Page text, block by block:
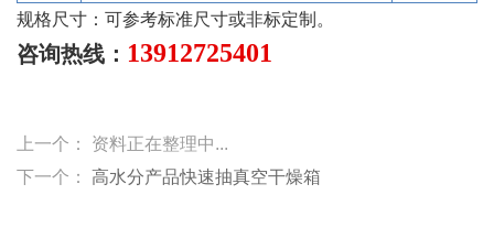
规格尺寸：可参考标准尺寸或非标定制。
咨询热线： 13912725401
上一个： 资料正在整理中...
下一个： 高水分产品快速抽真空干燥箱